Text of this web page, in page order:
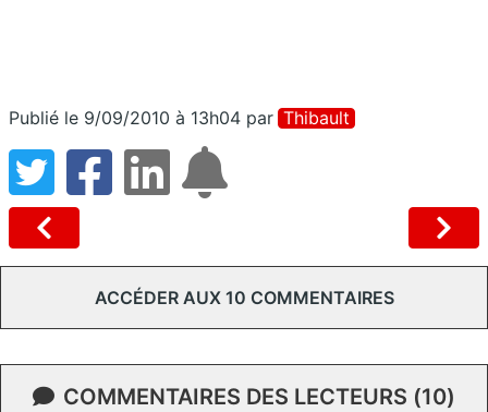
Publié le 9/09/2010 à 13h04 par Thibault
ACCÉDER AUX 10 COMMENTAIRES
COMMENTAIRES DES LECTEURS (10)